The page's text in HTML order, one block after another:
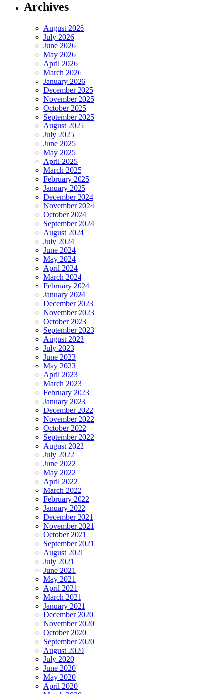
Archives
August 2026
July 2026
June 2026
May 2026
April 2026
March 2026
January 2026
December 2025
November 2025
October 2025
September 2025
August 2025
July 2025
June 2025
May 2025
April 2025
March 2025
February 2025
January 2025
December 2024
November 2024
October 2024
September 2024
August 2024
July 2024
June 2024
May 2024
April 2024
March 2024
February 2024
January 2024
December 2023
November 2023
October 2023
September 2023
August 2023
July 2023
June 2023
May 2023
April 2023
March 2023
February 2023
January 2023
December 2022
November 2022
October 2022
September 2022
August 2022
July 2022
June 2022
May 2022
April 2022
March 2022
February 2022
January 2022
December 2021
November 2021
October 2021
September 2021
August 2021
July 2021
June 2021
May 2021
April 2021
March 2021
January 2021
December 2020
November 2020
October 2020
September 2020
August 2020
July 2020
June 2020
May 2020
April 2020